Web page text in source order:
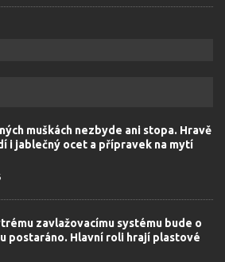
muškách nezbyde ani stopa. Hravě
i jablečný ocet a přípravek na mytí
zavlažovacímu systému bude o
postaráno. Hlavní roli hrají plastové